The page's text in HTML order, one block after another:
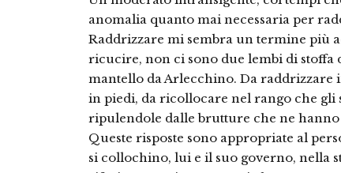
anomalia quanto mai necessaria per
Raddrizzare mi sembra un termine più
ricucire, non ci sono due lembi di
mantello da Arlecchino. Da raddrizzare
in piedi, da ricollocare nel rango che
ripulendole dalle brutture che ne
Queste risposte sono appropriate al
si collochino, lui e il suo governo, nella